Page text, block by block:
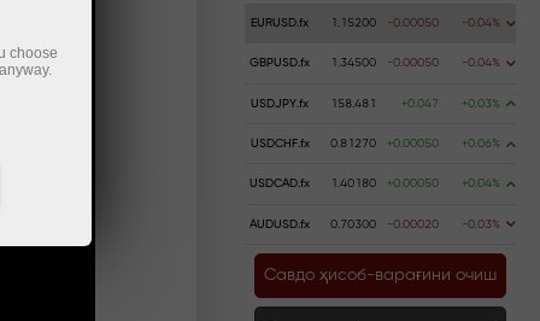
EURUSD.fx 1.15200 -0.00050 -0.04%
GBPUSD.fx 1.34500 -0.00050 -0.04%
USDJPY.fx 158.481 +0.047 +0.03%
USDCHF.fx 0.81270 +0.00050 +0.06%
USDCAD.fx 1.40180 +0.00050 +0.04%
AUDUSD.fx 0.70300 -0.00020 -0.03%
Савдо ҳисоб-варағини очиш
choose